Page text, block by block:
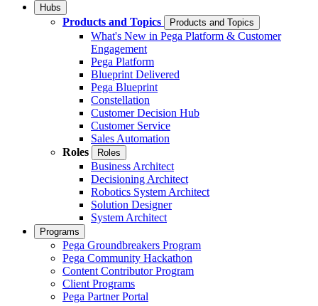
Hubs
Products and Topics Products and Topics
What's New in Pega Platform & Customer
Engagement
Pega Platform
Blueprint Delivered
Pega Blueprint
Constellation
Customer Decision Hub
Customer Service
Sales Automation
Roles
Roles
Business Architect
Decisioning Architect
Robotics System Architect
Solution Designer
System Architect
Programs
Pega Groundbreakers Program
Pega Community Hackathon
Content Contributor Program
Client Programs
Pega Partner Portal